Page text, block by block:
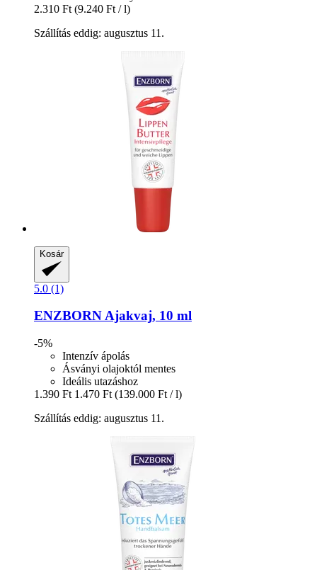
2.310 Ft (9.240 Ft / l)
Szállítás eddig: augusztus 11.
Kosár
5.0 (1)
ENZBORNAjakvaj, 10 ml
-5%
Intenzív ápolás
Ásványi olajoktól mentes
Ideális utazáshoz
1.390 Ft 1.470 Ft (139.000 Ft / l)
Szállítás eddig: augusztus 11.